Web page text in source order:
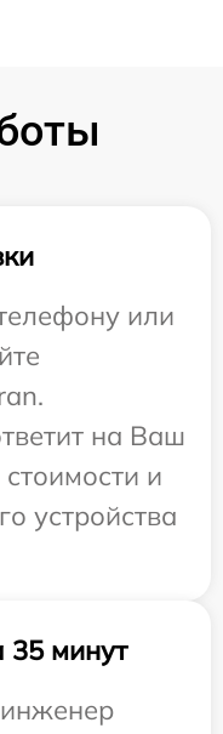
или
на Ваш
и
устройства
35 минут